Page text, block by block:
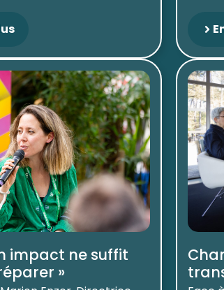
impact ne suffit
»